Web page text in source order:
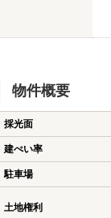
物件概要
採光面
建ぺい率
駐車場
土地権利